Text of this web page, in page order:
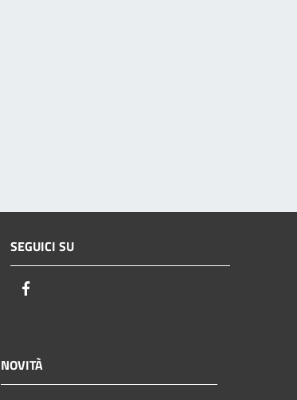
SEGUICI SU
NOVITÀ